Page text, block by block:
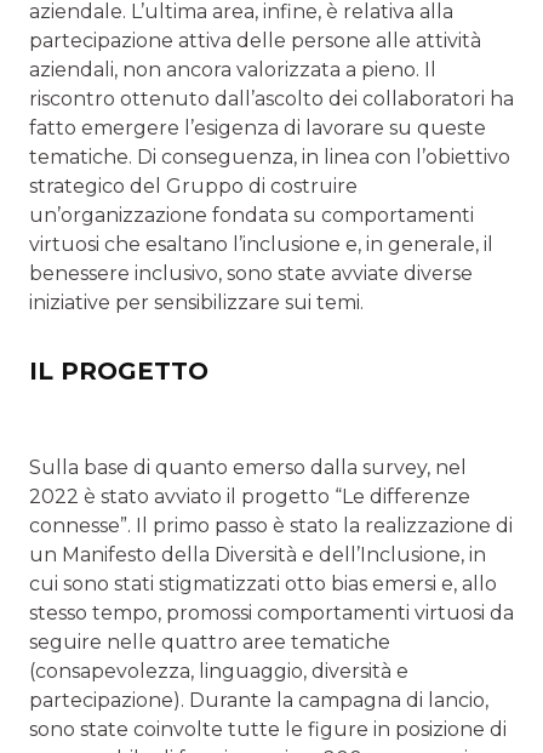
aziendale. L’ultima area, infine, è relativa alla
partecipazione attiva delle persone alle attività
aziendali, non ancora valorizzata a pieno. Il
riscontro ottenuto dall’ascolto dei collaboratori ha
fatto emergere l’esigenza di lavorare su queste
tematiche. Di conseguenza, in linea con l’obiettivo
strategico del Gruppo di costruire
un’organizzazione fondata su comportamenti
virtuosi che esaltano l’inclusione e, in generale, il
benessere inclusivo, sono state avviate diverse
iniziative per sensibilizzare sui temi.
IL PROGETTO
Sulla base di quanto emerso dalla survey, nel
2022 è stato avviato il progetto “Le differenze
connesse”. Il primo passo è stato la realizzazione di
un Manifesto della Diversità e dell’Inclusione, in
cui sono stati stigmatizzati otto bias emersi e, allo
stesso tempo, promossi comportamenti virtuosi da
seguire nelle quattro aree tematiche
(consapevolezza, linguaggio, diversità e
partecipazione). Durante la campagna di lancio,
sono state coinvolte tutte le figure in posizione di